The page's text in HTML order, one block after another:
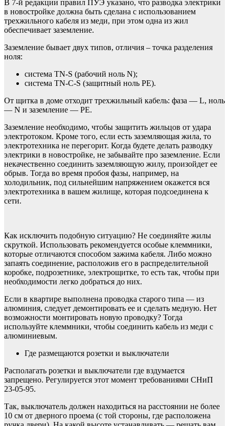
В 7-й редакции правил ПУЭ указано, что разводка электрики
в новостройке должна быть сделана с использованием
трехжильного кабеля из меди, при этом одна из жил
обеспечивает заземление.
Заземление бывает двух типов, отличия – точка разделения
ноля:
система TN-S (рабочий ноль N);
система TN-C-S (защитный ноль PE).
От щитка в доме отходит трехжильный кабель: фаза — L, ноль
— N и заземление — PE.
Заземление необходимо, чтобы защитить жильцов от удара
электротоком. Кроме того, если есть заземляющая жила, то
электротехника не перегорит. Когда будете делать разводку
электрики в новостройке, не забывайте про заземление. Если
некачественно соединить заземляющую жилу, произойдет ее
обрыв. Тогда во время пробоя фазы, например, на
холодильник, под сильнейшим напряжением окажется вся
электротехника в вашем жилище, которая подсоединена к
сети.
Как исключить подобную ситуацию? Не соединяйте жилы
скруткой. Использовать рекомендуется особые клеммники,
которые отличаются способом зажима кабеля. Либо можно
запаять соединение, расположив его в распределительной
коробке, подрозетнике, электрощитке, то есть так, чтобы при
необходимости легко добраться до них.
Если в квартире выполнена проводка старого типа — из
алюминия, следует демонтировать ее и сделать медную. Нет
возможности монтировать новую проводку? Тогда
используйте клеммники, чтобы соединить кабель из меди с
алюминиевым.
Где размещаются розетки и выключатели
Располагать розетки и выключатели где вздумается
запрещено. Регулируется этот момент требованиями СНиП
23-05-95.
Так, выключатель должен находиться на расстоянии не более
10 см от дверного проема (с той стороны, где расположена